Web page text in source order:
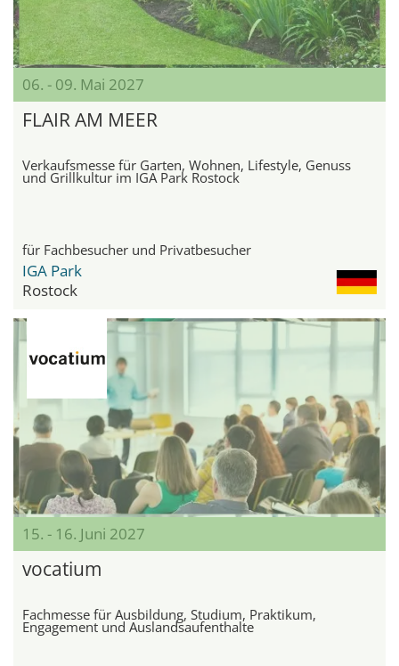
06. - 09. Mai 2027
FLAIR AM MEER
Verkaufsmesse für Garten, Wohnen, Lifestyle, Genuss
und Grillkultur im IGA Park Rostock
für Fachbesucher und Privatbesucher
IGA Park
Rostock
15. - 16. Juni 2027
vocatium
Fachmesse für Ausbildung, Studium, Praktikum,
Engagement und Auslandsaufenthalte